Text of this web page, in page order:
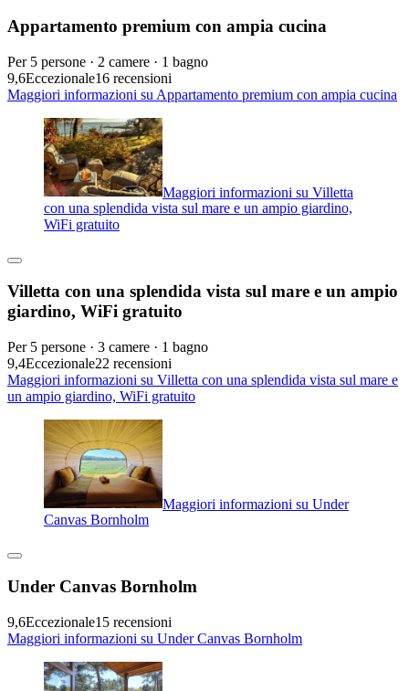
Appartamento premium con ampia cucina
Per 5 persone · 2 camere · 1 bagno
9,6Eccezionale16 recensioni
Maggiori informazioni su Appartamento premium con ampia cucina
Maggiori informazioni su Villetta
con una splendida vista sul mare e un ampio giardino,
WiFi gratuito
Villetta con una splendida vista sul mare e un ampio
giardino, WiFi gratuito
Per 5 persone · 3 camere · 1 bagno
9,4Eccezionale22 recensioni
Maggiori informazioni su Villetta con una splendida vista sul mare e
un ampio giardino, WiFi gratuito
Maggiori informazioni su Under
Canvas Bornholm
Under Canvas Bornholm
9,6Eccezionale15 recensioni
Maggiori informazioni su Under Canvas Bornholm